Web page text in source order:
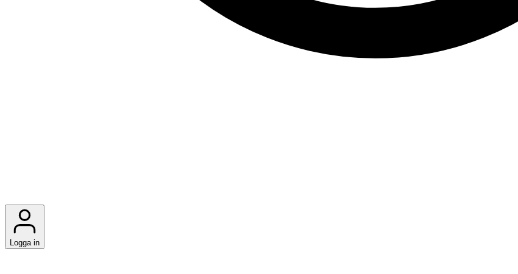
Logga in